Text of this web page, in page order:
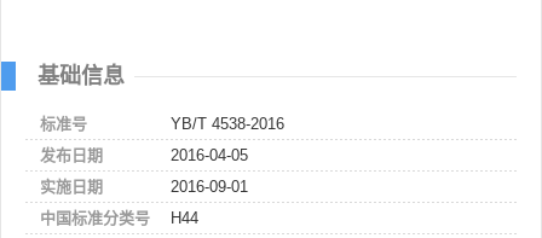
基础信息
标准号
YB/T 4538-2016
发布日期
2016-04-05
实施日期
2016-09-01
中国标准分类号
H44